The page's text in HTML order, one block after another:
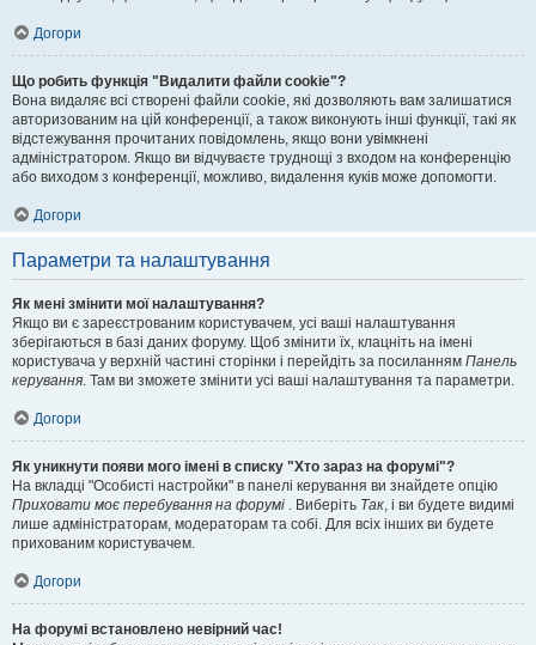
Догори
Що робить функція "Видалити файли cookie"?
Вона видаляє всі створені файли cookie, які дозволяють вам залишатися
авторизованим на цій конференції, а також виконують інші функції, такі як
відстежування прочитаних повідомлень, якщо вони увімкнені
адміністратором. Якщо ви відчуваєте труднощі з входом на конференцію
або виходом з конференції, можливо, видалення куків може допомогти.
Догори
Параметри та налаштування
Як мені змінити мої налаштування?
Якщо ви є зареєстрованим користувачем, усі ваші налаштування
зберігаються в базі даних форуму. Щоб змінити їх, клацніть на імені
користувача у верхній частині сторінки і перейдіть за посиланням Панель
керування. Там ви зможете змінити усі ваші налаштування та параметри.
Догори
Як уникнути появи мого імені в списку "Хто зараз на форумі"?
На вкладці "Особисті настройки" в панелі керування ви знайдете опцію
Приховати моє перебування на форумі . Виберіть Так, і ви будете видимі
лише адміністраторам, модераторам та собі. Для всіх інших ви будете
прихованим користувачем.
Догори
На форумі встановлено невірний час!